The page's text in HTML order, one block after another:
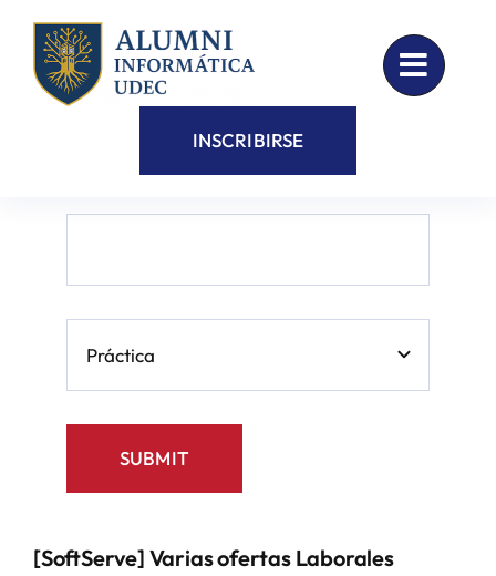
content
INSCRIBIRSE
SUBMIT
[SoftServe] Varias ofertas Laborales